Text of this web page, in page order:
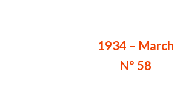
1934 – March
Nº 58